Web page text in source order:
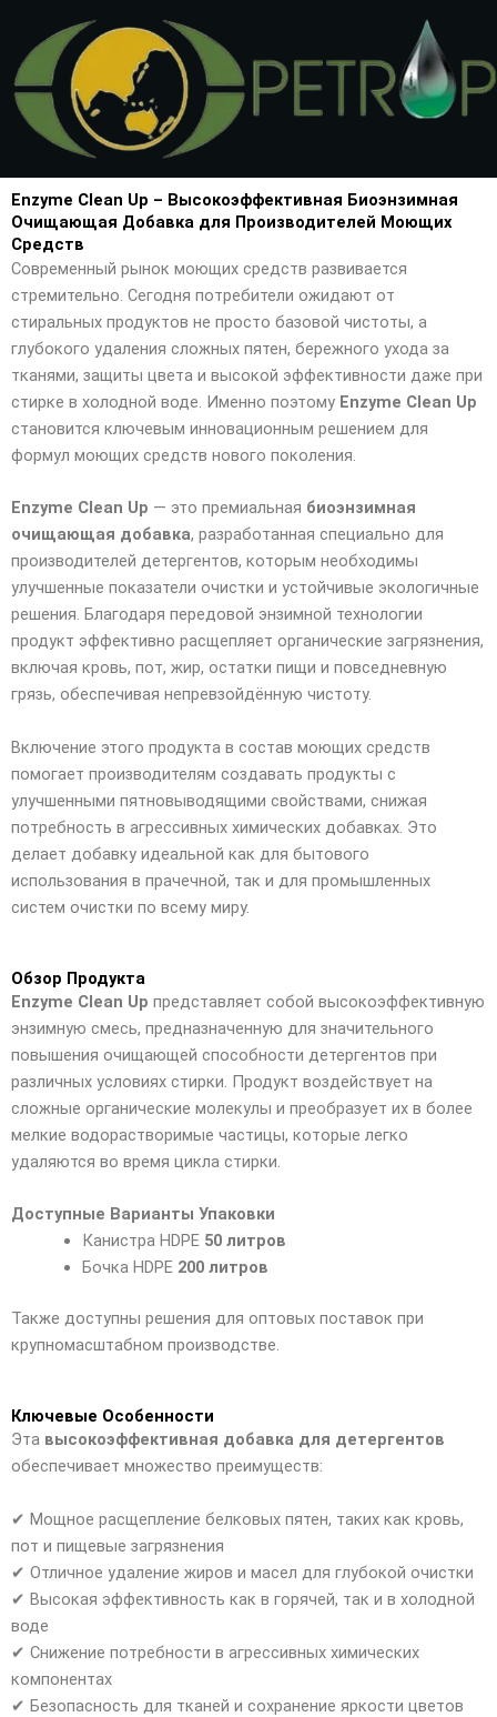
содержимому
Enzyme Clean Up – Высокоэффективная Биоэнзимная
Очищающая Добавка для Производителей Моющих
Средств
Современный рынок моющих средств развивается
стремительно. Сегодня потребители ожидают от
стиральных продуктов не просто базовой чистоты, а
глубокого удаления сложных пятен, бережного ухода за
тканями, защиты цвета и высокой эффективности даже при
стирке в холодной воде. Именно поэтому Enzyme Clean Up
становится ключевым инновационным решением для
формул моющих средств нового поколения.
Enzyme Clean Up — это премиальная биоэнзимная
очищающая добавка, разработанная специально для
производителей детергентов, которым необходимы
улучшенные показатели очистки и устойчивые экологичные
решения. Благодаря передовой энзимной технологии
продукт эффективно расщепляет органические загрязнения,
включая кровь, пот, жир, остатки пищи и повседневную
грязь, обеспечивая непревзойдённую чистоту.
Включение этого продукта в состав моющих средств
помогает производителям создавать продукты с
улучшенными пятновыводящими свойствами, снижая
потребность в агрессивных химических добавках. Это
делает добавку идеальной как для бытового
использования в прачечной, так и для промышленных
систем очистки по всему миру.
Обзор Продукта
Enzyme Clean Up представляет собой высокоэффективную
энзимную смесь, предназначенную для значительного
повышения очищающей способности детергентов при
различных условиях стирки. Продукт воздействует на
сложные органические молекулы и преобразует их в более
мелкие водорастворимые частицы, которые легко
удаляются во время цикла стирки.
Доступные Варианты Упаковки
Канистра HDPE 50 литров
Бочка HDPE 200 литров
Также доступны решения для оптовых поставок при
крупномасштабном производстве.
Ключевые Особенности
Эта высокоэффективная добавка для детергентов
обеспечивает множество преимуществ:
✔ Мощное расщепление белковых пятен, таких как кровь,
пот и пищевые загрязнения
✔ Отличное удаление жиров и масел для глубокой очистки
✔ Высокая эффективность как в горячей, так и в холодной
воде
✔ Снижение потребности в агрессивных химических
компонентах
✔ Безопасность для тканей и сохранение яркости цветов